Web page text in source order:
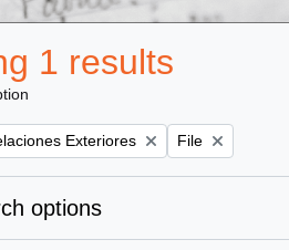
1 results
Exteriores Remove filter:
File
options